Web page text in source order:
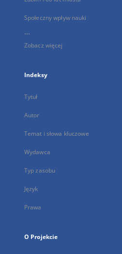
Społeczny wpływ nauki
...
Zobacz więcej
Indeksy
Tytuł
Autor
Temat i słowa kluczowe
Wydawca
Typ zasobu
Język
Prawa
O Projekcie